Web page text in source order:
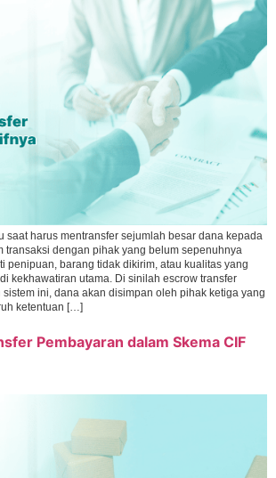
saat harus mentransfer sejumlah besar dana kepada
transaksi dengan pihak yang belum sepenuhnya
penipuan, barang tidak dikirim, atau kualitas yang
kekhawatiran utama. Di sinilah escrow transfer
ini, dana akan disimpan oleh pihak ketiga yang
ketentuan […]
Pembayaran dalam Skema CIF